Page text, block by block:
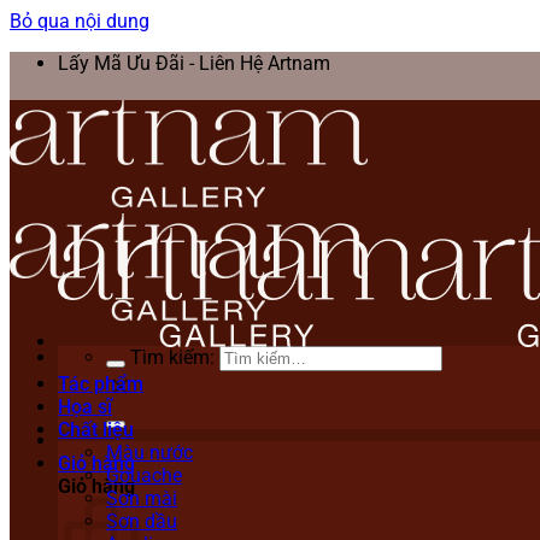
Bỏ qua nội dung
Lấy Mã Ưu Đãi - Liên Hệ Artnam
Tìm kiếm:
Giỏ hàng
Giỏ hàng
Tác phẩm
Họa sĩ
Chất liệu
Màu nước
Gouache
Sơn mài
Sơn dầu